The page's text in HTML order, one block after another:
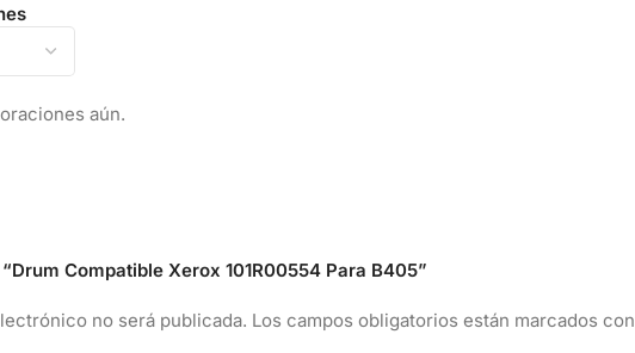
aún.
Compatible Xerox 101R00554 Para B405”
no será publicada. Los campos obligatorios están marcados con